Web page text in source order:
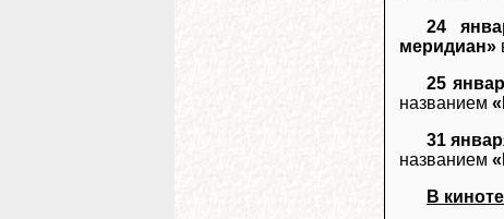
24
меридиан»
25
названием
31
названием
В